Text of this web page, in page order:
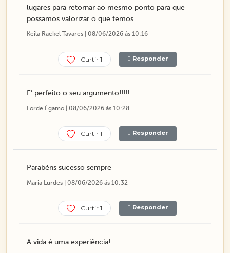
lugares para retornar ao mesmo ponto para que
possamos valorizar o que temos
Keila Rackel Tavares | 08/06/2026 ás 10:16
Curtir 1 Responder
E’ perfeito o seu argumento!!!!!
Lorde Égamo | 08/06/2026 ás 10:28
Curtir 1 Responder
Parabéns sucesso sempre
Maria Lurdes | 08/06/2026 ás 10:32
Curtir 1 Responder
A vida é uma experiência!